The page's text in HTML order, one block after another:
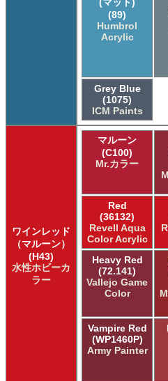
(マット)
(89)
Humbrol
Acrylic
Grey Blue
(1075)
ICM Paints
ワインレッド
（マルーン）
(H43)
水性ホビーカ
ラー
マルーン
(C100)
Mr.カラー
Red
(36132)
Revell Aqua
Color Acrylic
Heavy Red
(72.141)
Vallejo Game
Color
Vampire Red
(WP1460P)
Army Painter